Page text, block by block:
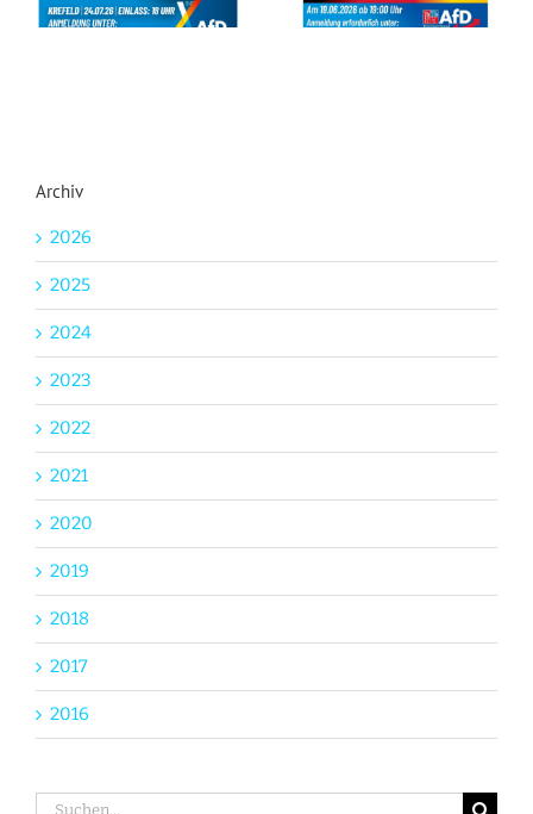
Archiv
2026
2025
2024
2023
2022
2021
2020
2019
2018
2017
2016
Suche